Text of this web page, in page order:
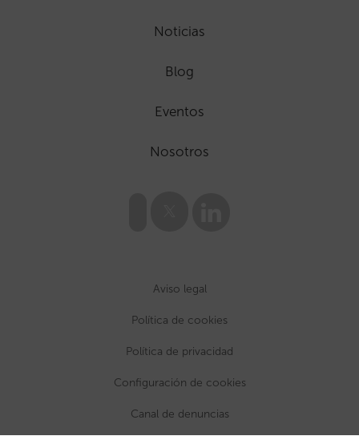
Noticias
Blog
Eventos
Nosotros
Aviso legal
Política de cookies
Política de privacidad
Configuración de cookies
Canal de denuncias